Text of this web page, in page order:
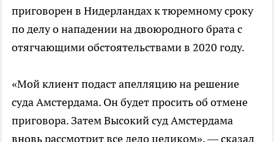
приговорен в Нидерландах к тюремному сроку
по делу о нападении на двоюродного брата с
отягчающими обстоятельствами в 2020 году.
«Мой клиент подаст апелляцию на решение
суда Амстердама. Он будет просить об отмене
приговора. Затем Высокий суд Амстердама
вновь рассмотрит все дело целиком», — сказал